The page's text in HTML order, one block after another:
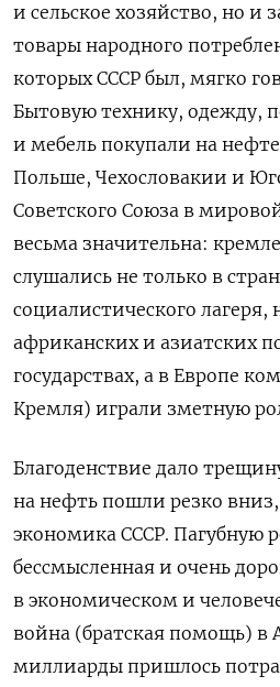
и сельское хозяйство, но и
товары народного
которых СССР был, мягко
Бытовую технику, одежду,
и мебель покупали на
Польше, Чехословакии и
Советского Союза в
весьма значительна:
слушались не только в
социалистического лагеря,
африканских и азиатских
государствах, а в Европе
Кремля) играли зметную
Благоденствие дало
на нефть пошли резко
экономика СССР. Пагубную
бессмысленная и очень
в экономическом и
война (братская помощь) в
миллиарды пришлось